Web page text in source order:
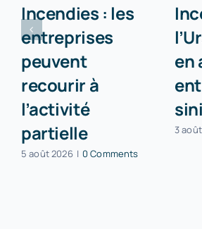
Incendies : les
entreprises
peuvent
recourir à
l’activité
partielle
5 août 2026 | 0 Comments
en
3